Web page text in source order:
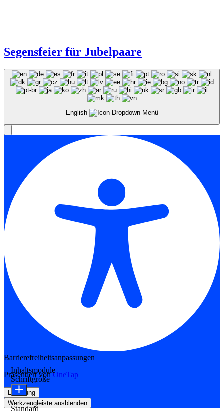
Segensfeier für Jubelpaare
English
Barrierefreiheitsanpassungen
Präsentiert vonOneTap
Erklärung
Werkzeugleiste ausblenden
Inhaltsmodule
Schriftgröße
Standard